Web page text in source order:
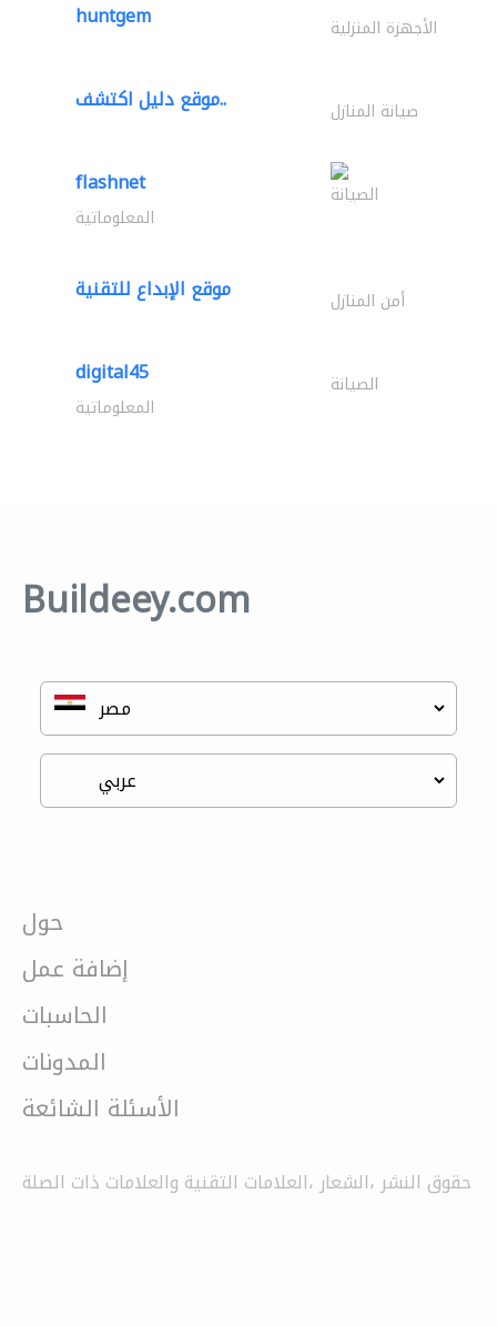
huntgem الأجهزة المنزلية
موقع دليل اكتشف.. صيانة المنازل
flashnet الصيانة
المعلوماتية
موقع الإبداع للتقنية أمن المنازل
digital45 الصيانة
المعلوماتية
Buildeey.com
حول
إضافة عمل
الحاسبات
المدونات
الأسئلة الشائعة
حقوق النشر ،الشعار ،العلامات التقنية والعلامات ذات الصلة